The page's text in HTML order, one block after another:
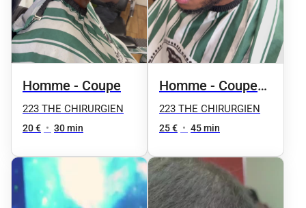
Homme - Coupe
223 THE CHIRURGIEN
20 € • 30 min
Homme - Coupe
et taille de la
barbe
223 THE CHIRURGIEN
25 € • 45 min